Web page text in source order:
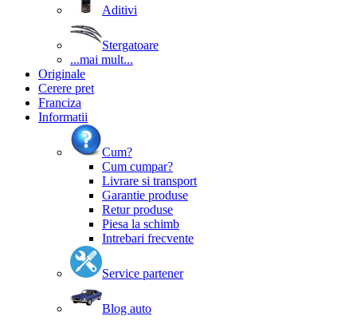
Aditivi
Stergatoare
...mai mult...
Originale
Cerere pret
Franciza
Informatii
Cum?
Cum cumpar?
Livrare si transport
Garantie produse
Retur produse
Piesa la schimb
Intrebari frecvente
Service partener
Blog auto